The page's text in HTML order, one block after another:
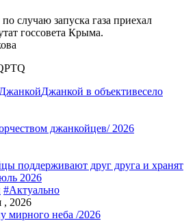
случаю запуска газа приехал
госсовета Крыма.
ДжанкойДжанкой в объективесело
джанкойцев/ 2026
поддерживают друг друга и хранят
2026
#Актуально
, 2026
мирного неба /2026